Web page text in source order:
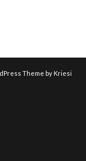
Theme by Kriesi